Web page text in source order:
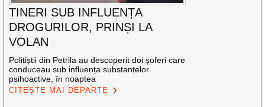
TINERI SUB INFLUENȚA
DROGURILOR, PRINȘI LA
VOLAN
Polițiștii din Petrila au descoperit doi șoferi care
conduceau sub influența substanțelor
psihoactive, în noaptea
CITEȘTE MAI DEPARTE